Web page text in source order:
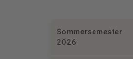
Sommersemester
2026